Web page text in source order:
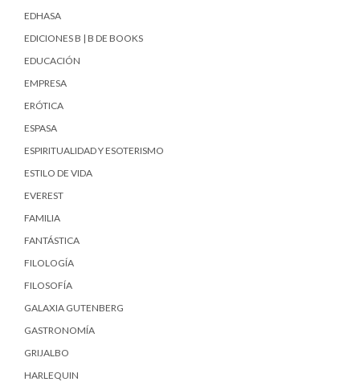
EDHASA
EDICIONES B | B DE BOOKS
EDUCACIÓN
EMPRESA
ERÓTICA
ESPASA
ESPIRITUALIDAD Y ESOTERISMO
ESTILO DE VIDA
EVEREST
FAMILIA
FANTÁSTICA
FILOLOGÍA
FILOSOFÍA
GALAXIA GUTENBERG
GASTRONOMÍA
GRIJALBO
HARLEQUIN